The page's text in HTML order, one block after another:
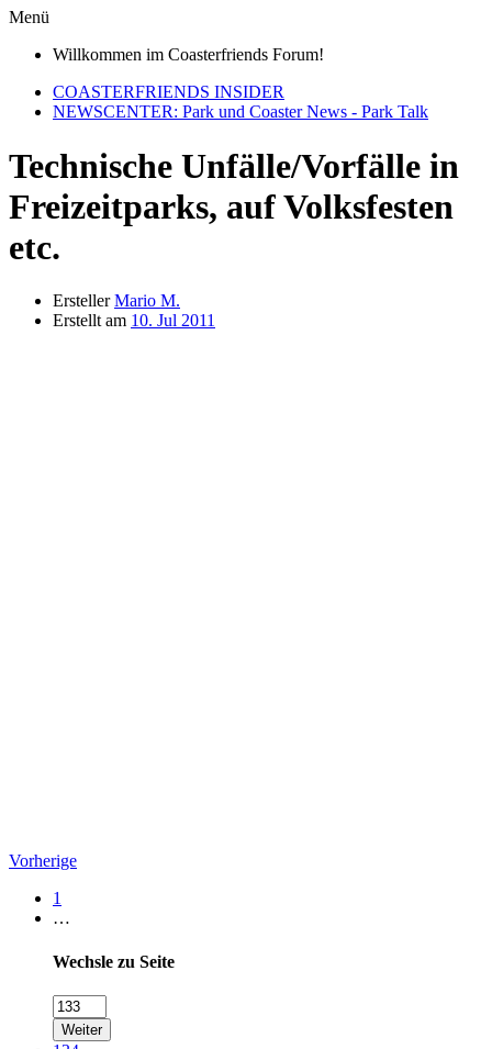
Menü
Willkommen im Coasterfriends Forum!
COASTERFRIENDS INSIDER
NEWSCENTER: Park und Coaster News - Park Talk
Technische Unfälle/Vorfälle in
Freizeitparks, auf Volksfesten
etc.
Ersteller Mario M.
Erstellt am 10. Jul 2011
Vorherige
1
…
Wechsle zu Seite
Weiter